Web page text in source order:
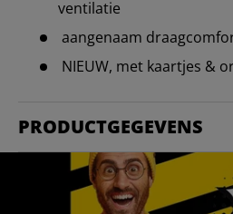
ventilatie
aangenaam
NIEUW, met kaartjes &
PRODUCTGEGEVENS